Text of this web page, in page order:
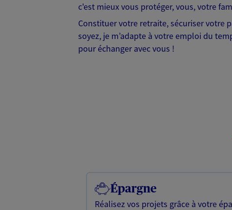
c'est mieux vous protéger, vous, votre
Constituer votre retraite, sécuriser votre
soyez, je m’adapte à votre emploi du
pour échanger avec vous !
Épargne
Réalisez vos projets grâce à votre